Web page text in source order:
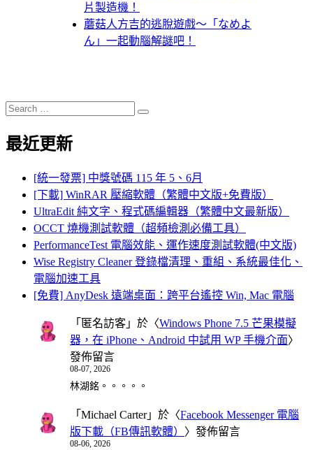
片製造機！
蘑菇人方吉的逃脫遊戲～「なめよ
ん」一起動腦解謎吧！
Search
for:
Search
最近更新
[統一發票] 中獎號碼 115 年 5、6月
[下載] WinRAR 壓縮軟體（繁體中文版+免費版）
UltraEdit 純文字、程式碼編輯器（繁體中文最新版）
OCCT 燒機測試軟體（超頻檢測必備工具）
PerformanceTest 電腦效能、運作速度測試軟體(中文版)
Wise Registry Cleaner 登錄檔清理、重組、系統最佳化、
電腦加速工具
[免費] AnyDesk 遠端桌面：跨平台遙控 Win, Mac 電腦
「 匿名訪客 」於〈Windows Phone 7.5 芒果模擬
器，在 iPhone、Android 中試用 WP 手機介面〉
發佈留言
08-07, 2026
林湖銘。。。。。
「 Michael Carter」於〈Facebook Messenger 電腦
版下載（FB傳訊軟體） 〉發佈留言
08-06, 2026